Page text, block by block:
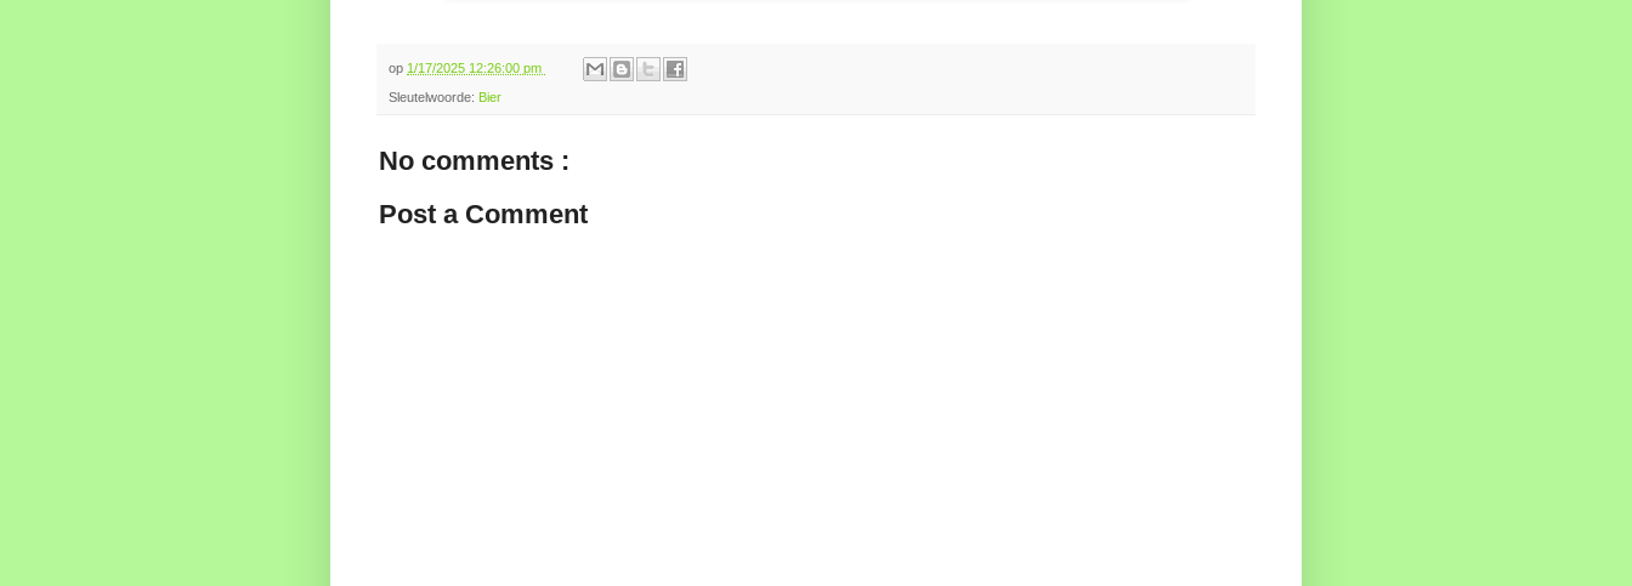
op 1/17/2025 12:26:00 pm
Sleutelwoorde: Bier
No comments :
Post a Comment